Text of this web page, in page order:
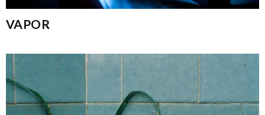
VAPOR